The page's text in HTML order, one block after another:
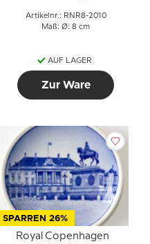
Artikelnr.: RNR8-2010
Maß: Ø: 8 cm
AUF LAGER
Zur Ware
SPARREN 26%
Royal Copenhagen